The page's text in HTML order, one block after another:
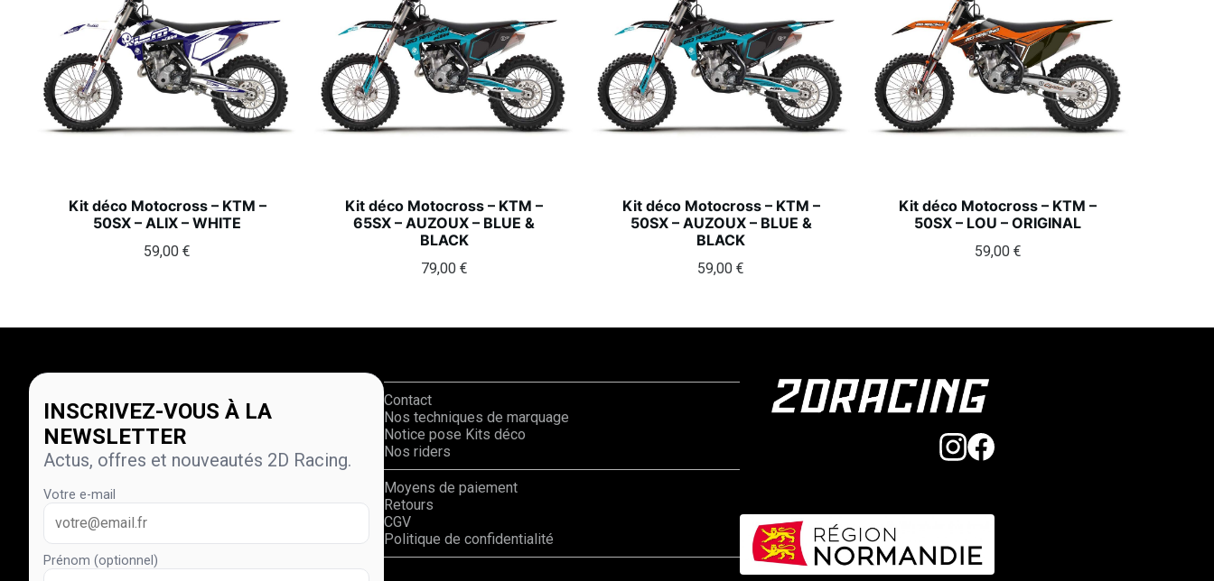
Kit déco Motocross – KTM –
50SX – ALIX – WHITE
59,00€
Kit déco Motocross – KTM –
65SX – AUZOUX – BLUE &
BLACK
79,00 €
Kit déco Motocross – KTM –
50SX – AUZOUX – BLUE &
BLACK
59,00€
Kit déco Motocross – KTM –
50SX – LOU – ORIGINAL
59,00 €
INSCRIVEZ-VOUS À LA
NEWSLETTER
Actus, offres et nouveautés 2D Racing.
Votre e-mail
Prénom (optionnel)
Contact
Nos techniques de marquage
Notice pose Kits déco
Nos riders
Moyens de paiement
Retours
CGV
Politique de confidentialité